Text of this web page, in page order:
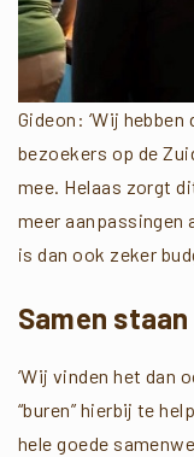
Gideon: ‘Wij
bezoekers op de
mee. Helaas zorgt
meer aanpassingen
is dan ook zeker
Samen
‘Wij vinden het dan
“buren” hierbij te
hele goede